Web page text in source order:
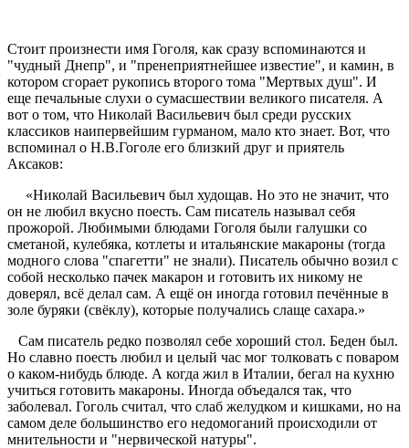
Стоит произнести имя Гоголя, как сразу вспоминаются и
"чудный Днепр", и "пренеприятнейшее известие", и камин, в
котором сгорает рукопись второго тома "Мертвых душ". И
еще печальные слухи о сумасшествии великого писателя. А
вот о том, что Николай Васильевич был среди русских
классиков наипервейшим гурманом, мало кто знает. Вот, что
вспоминал о Н.В.Гоголе его близкий друг и приятель
Аксаков:
«Николай Васильевич был худощав. Но это не значит, что
он не любил вкусно поесть. Сам писатель называл себя
прожорой. Любимыми блюдами Гоголя были галушки со
сметаной, кулебяка, котлеты и итальянские макароны (тогда
модного слова "спагетти" не знали). Писатель обычно возил с
собой несколько пачек макарон и готовить их никому не
доверял, всё делал сам. А ещё он иногда готовил печённые в
золе буряки (свёклу), которые получались слаще сахара.»
Сам писатель редко позволял себе хороший стол. Беден был.
Но славно поесть любил и целый час мог толковать с поваром
о каком-нибудь блюде. А когда жил в Италии, бегал на кухню
учиться готовить макароны. Иногда объедался так, что
заболевал. Гоголь считал, что слаб желудком и кишками, но на
самом деле большинство его недомоганий происходили от
мнительности и "нервической натуры".